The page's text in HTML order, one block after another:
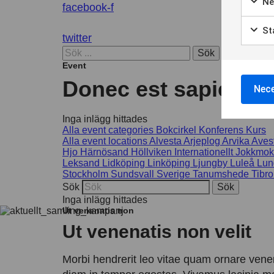
facebook-f
twitter
Sök
Event
Donec est sapien,
Inga inlägg hittades
Alla event categories Bokcirkel Konferens Kurs
Alla event locationsAlvesta Arjeplog Arvika
Hjo Härnösand Höllviken Internationellt
Leksand Lidköping Linköping Ljungby Luleå
Stockholm Sundsvall Sverige Tanumshede Tibro
Sök
Inga inlägg hittades
Ut venenatis non
Ut venenatis non velit
Morbi hendrerit leo vitae quam ornare